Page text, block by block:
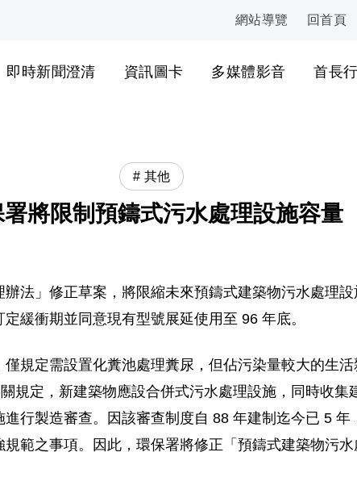
:::
網站導覽 回首頁
即時新聞澄清 資訊圖卡 多媒體影音 首長
其他
將限制預鑄式污水處理設施容量
法」修正草案，將限縮未來預鑄式建築物污水處理
緩衝期並同意現有型號展延使用至 96 年底。
規定需設置化糞池處理糞尿，但佔污染量較大的生
規定，新建築物應設合併式污水處理設施，同時收
行製造審查。因該審查制度自 88 年建制迄今已 5
範之事項。因此，環保署將修正「預鑄式建築物污